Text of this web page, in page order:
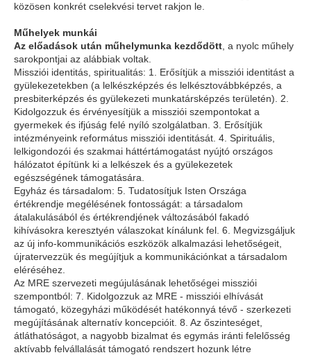
közösen konkrét cselekvési tervet rakjon le.
Műhelyek munkái
Az előadások után műhelymunka kezdődött , a nyolc műhely
sarokpontjai az alábbiak voltak.
Missziói identitás, spiritualitás: 1. Erősítjük a missziói identitást a
gyülekezetekben (a lelkészképzés és lelkésztovábbképzés, a
presbiterképzés és gyülekezeti munkatársképzés területén). 2.
Kidolgozzuk és érvényesítjük a missziói szempontokat a
gyermekek és ifjúság felé nyíló szolgálatban. 3. Erősítjük
intézményeink református missziói identitását. 4. Spirituális,
lelkigondozói és szakmai háttértámogatást nyújtó országos
hálózatot építünk ki a lelkészek és a gyülekezetek
egészségének támogatására.
Egyház és társadalom: 5. Tudatosítjuk Isten Országa
értékrendje megélésének fontosságát: a társadalom
átalakulásából és értékrendjének változásából fakadó
kihívásokra keresztyén válaszokat kínálunk fel. 6. Megvizsgáljuk
az új info-kommunikációs eszközök alkalmazási lehetőségeit,
újratervezzük és megújítjuk a kommunikációnkat a társadalom
eléréséhez.
Az MRE szervezeti megújulásának lehetőségei missziói
szempontból: 7. Kidolgozzuk az MRE - missziói elhívását
támogató, közegyházi működését hatékonnyá tévő - szerkezeti
megújításának alternatív koncepcióit. 8. Az őszinteséget,
átláthatóságot, a nagyobb bizalmat és egymás iránti felelősség
aktívabb felvállalását támogató rendszert hozunk létre